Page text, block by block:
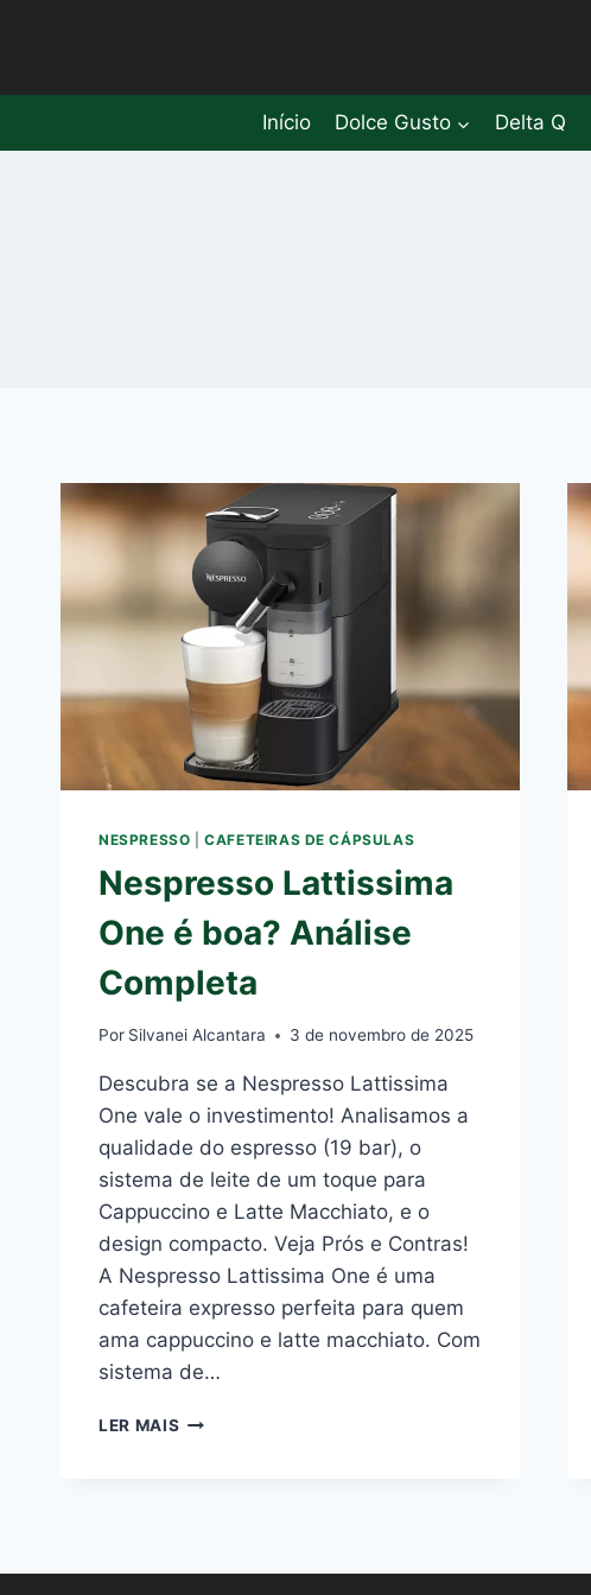
Início Dolce Gusto Delta Q
NESPRESSO |CAFETEIRAS DE CÁPSULAS
Nespresso Lattissima
One é boa? Análise
Completa
Por Silvanei Alcantara 3 de novembro de 2025
Descubra se a Nespresso Lattissima
One vale o investimento! Analisamos a
qualidade do espresso (19 bar), o
sistema de leite de um toque para
Cappuccino e Latte Macchiato, e o
design compacto. Veja Prós e Contras!
A Nespresso Lattissima One é uma
cafeteira expresso perfeita para quem
ama cappuccino e latte macchiato. Com
sistema de…
LER MAIS NESPRESSO